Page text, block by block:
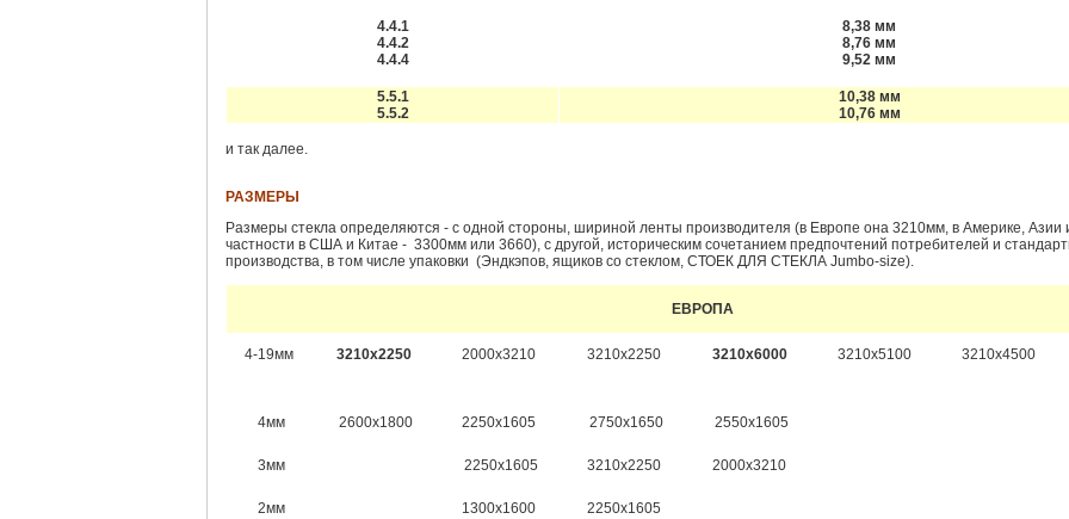
4.4.1
4.4.2
4.4.4
8,38 мм
8,76 мм
9,52 мм
5.5.1
5.5.2
10,38 мм
10,76 мм
и так далее.
РАЗМЕРЫ
Размеры стекла определяются - с одной стороны, шириной ленты производителя (в Европе она 3210мм, в Америке, Азии
частности в США и Китае - 3300мм или 3660), с другой, историческим сочетанием предпочтений потребителей и
производства, в том числе упаковки (Эндкэпов, ящиков со стеклом, СТОЕК ДЛЯ СТЕКЛА Jumbo-size).
ЕВРОПА
4-19мм 3210х2250 2000х3210 3210х2250 3210х6000 3210х5100 3210х4500
4мм 2600х1800 2250х1605 2750х1650 2550х1605
3мм 2250х1605 3210х2250 2000х3210
2мм 1300х1600 2250х1605